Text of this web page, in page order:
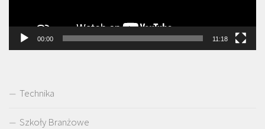
00:00 11:18
Technika
Szkoły Branżowe